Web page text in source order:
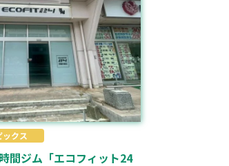
ックス
間ジム「エコフィット24